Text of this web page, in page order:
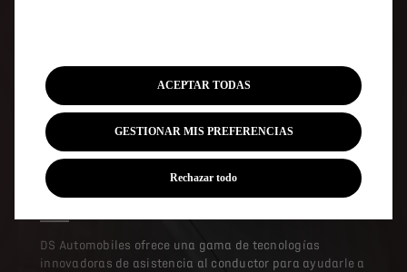
TECNOLOGÍA
Disfrute de una experiencia de
conducción envolvente y
emocionante
DS Automobiles ofrece una gama de tecnologías
innovadoras de asistencia al conductor para ayudarle a
GESTIONAR MIS PREFERENCIAS
ACEPTAR TODAS
Rechazar todo